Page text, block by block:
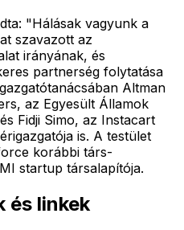
"Hálásak vagyunk a
szavazott az
irányának, és
partnerség folytatása
Altman
az Egyesült Államok
Fidji Simo, az Instacart
is. A testület
korábbi társ-
startup társalapítója.
és linkek